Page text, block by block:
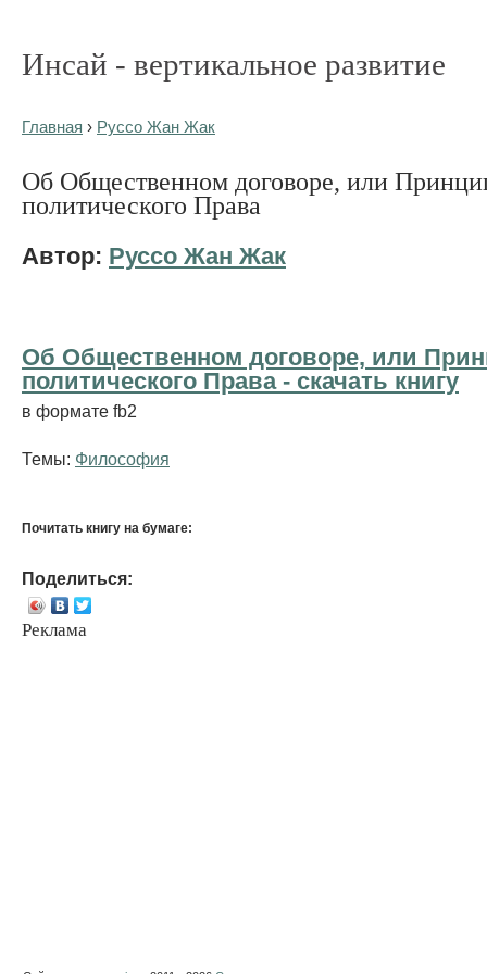
Инсай - вертикальное развитие
Главная › Руссо Жан Жак
Об Общественном договоре, или
политического Права
Автор: Руссо Жан Жак
Об Общественном договоре, или
политического Права - cкачать книгу
в формате fb2
Темы: Философия
Почитать книгу на бумаге:
Поделиться:
Реклама